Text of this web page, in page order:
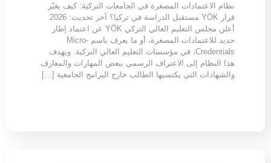
نظام الاعتمادات المصغرة في الجامعات التركية: كيف يغيّر
قرار YÖK مستقبل الدراسة في تركيا؟ آخر تحديث: 2026
أعلن مجلس التعليم العالي التركي YÖK عن اعتماد إطار
جديد للاعتمادات المصغرة، أو ما يعرف باسم Micro-
Credentials، في مؤسسات التعليم العالي التركية. ويهدف
هذا النظام إلى الاعتراف الرسمي ببعض المهارات والمعارف
والشهادات التي يكتسبها الطالب خارج البرامج الجامعية […]